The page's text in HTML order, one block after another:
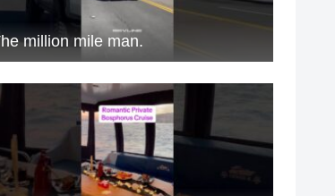
million mile man.